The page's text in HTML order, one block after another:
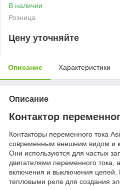
В наличии
Розница
Цену уточняйте
Описание Характеристики
Описание
Контактор
Контакторы переменного тока
современным внешним видом и
Они используются для частых
двигателями переменного тока,
включения и выключения
тепловыми реле для создания